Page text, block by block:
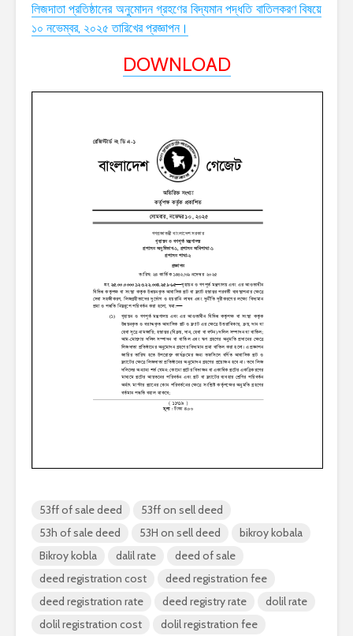
লিজদাতা প্রতিষ্ঠানের অনুমোদন গ্রহণের বিদ্যমান পদ্ধতি বাতিলকরণ বিষয়ে
১০ নভেম্বর, ২০২৫ তারিখের প্রজ্ঞাপন।
DOWNLOAD
53ff of sale deed
53ff on sell deed
53h of sale deed
53H on sell deed
bikroy kobala
Bikroy kobla
dalil rate
deed of sale
deed registration cost
deed registration fee
deed registration rate
deed registry rate
dolil rate
dolil registration cost
dolil registration fee